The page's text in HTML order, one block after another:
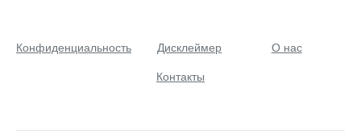
Конфиденциальность Дисклеймер
О нас
Контакты